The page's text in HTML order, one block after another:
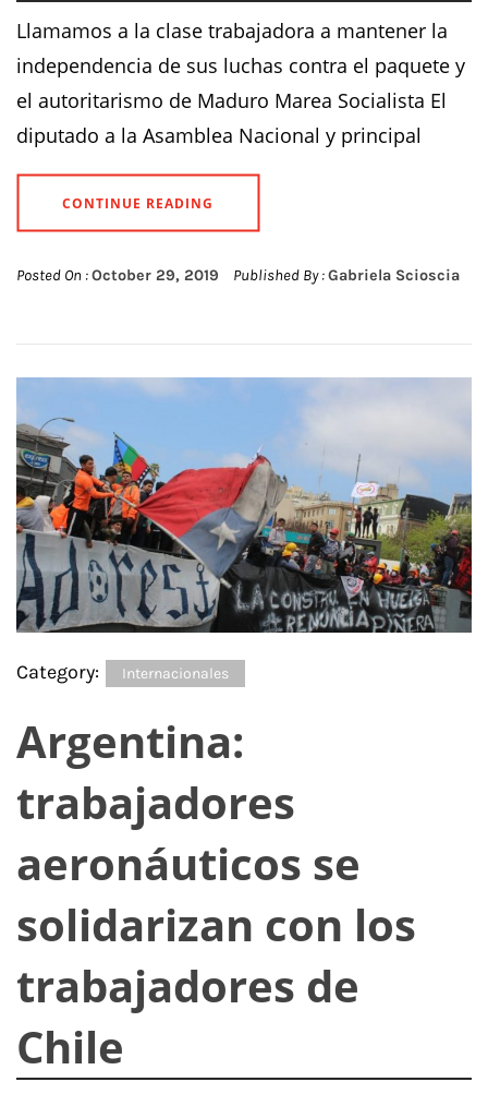
Llamamos a la clase trabajadora a mantener la
independencia de sus luchas contra el paquete y
el autoritarismo de Maduro Marea Socialista El
diputado a la Asamblea Nacional y principal
CONTINUE READING
Posted On :October 29, 2019 Published By :Gabriela Scioscia
Category: Internacionales
Argentina:
trabajadores
aeronáuticos se
solidarizan con los
trabajadores de
Chile